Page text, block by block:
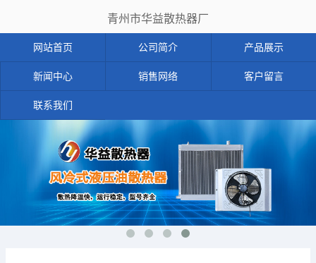
青州市华益散热器厂
网站首页 公司简介 产品展示
新闻中心 销售网络 客户留言
联系我们